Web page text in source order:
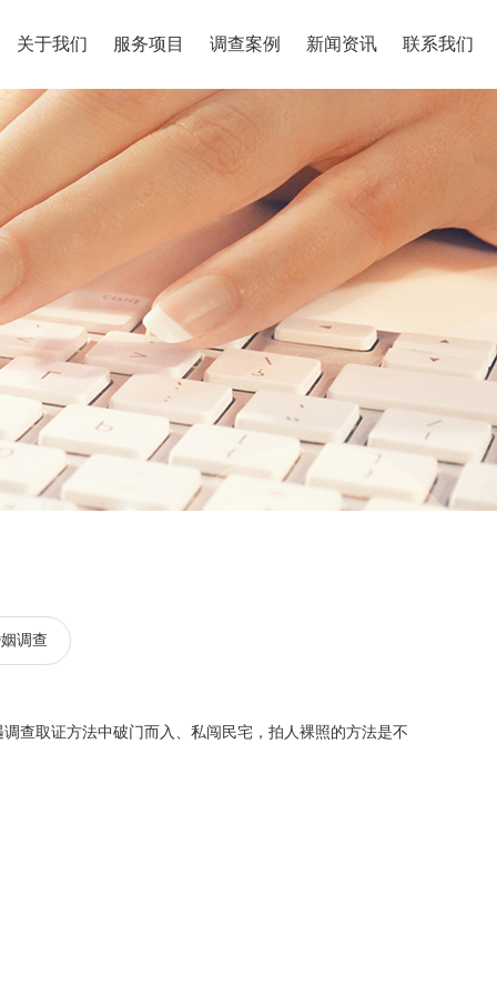
关于我们 服务项目 调查案例 新闻资讯 联系我们
调查
查取证方法中破门而入、私闯民宅，拍人裸照的方法是不